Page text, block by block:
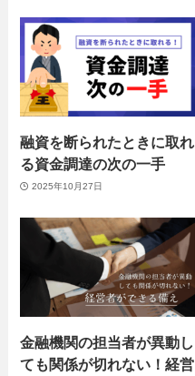
融資を断られたときに取れ
る資金調達の次の一手
2025年10月27日
金融機関の担当者が異動し
ても関係が切れない！経営